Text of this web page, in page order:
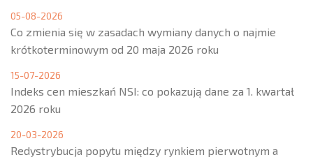
05-08-2026
Co zmienia się w zasadach wymiany danych o najmie
krótkoterminowym od 20 maja 2026 roku
15-07-2026
Indeks cen mieszkań NSI: co pokazują dane za 1. kwartał
2026 roku
20-03-2026
Redystrybucja popytu między rynkiem pierwotnym a